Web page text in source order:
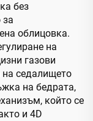
без
за
облицовка.
на
газови
на седалището
на бедрата,
който се
и 4D